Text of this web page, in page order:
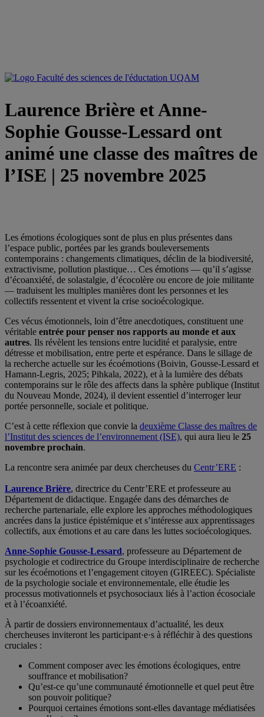
Laurence Brière et Anne-
Sophie Gousse-Lessard ont
animé une classe des maîtres de
l’ISE | 25 novembre 2025
Les émotions écologiques sont de plus en plus présentes dans
l’espace public, portées par les grands bouleversements
contemporains : changements climatiques, déclin de la biodiversité,
extractivisme, pollution plastique… Ces émotions — qu’il s’agisse
d’écoanxiété, de solastalgie, d’écocolère ou encore de joie militante
— traduisent les multiples manières dont les personnes et les
collectifs ressentent et vivent la crise socioécologique.
Ces vécus émotionnels, loin d’être anecdotiques, constituent une
véritable entrée pour penser nos rapports au monde et aux
autres. Ils révèlent les tensions entre lucidité et paralysie, entre
détresse et mobilisation, entre perte et espérance. Dans le sillage de
la recherche actuelle sur les écoémotions (Boivin, Gousse-Lessard et
Hamann-Legris, 2025; Pihkala, 2022), et à la lumière des débats
contemporains sur le rôle des affects dans la sphère publique (Institut
du Nouveau Monde, 2024), il devient essentiel d’interroger leur
portée personnelle, sociale et politique.
C’est à cette réflexion que convie la deuxième Classe des maîtres de
l’Institut des sciences de l’environnement (ISE), qui aura lieu le 25
novembre prochain.
La rencontre sera animée par deux chercheuses du Centr’ERE :
Laurence Brière, directrice du Centr’ERE et professeure au
Département de didactique. Engagée dans des démarches de
recherche partenariale, elle explore les approches méthodologiques
ancrées dans la justice épistémique et s’intéresse aux apprentissages
collectifs, aux émotions et au care dans les luttes socioécologiques.
Anne-Sophie Gousse-Lessard, professeure au Département de
psychologie et codirectrice du Groupe interdisciplinaire de recherche
sur les écoémotions et l’engagement citoyen (GIREEC). Spécialiste
de la psychologie sociale et environnementale, elle étudie les
processus motivationnels et psychosociaux liés à l’action écosociale
et à l’écoanxiété.
À partir de dossiers environnementaux d’actualité, les deux
chercheuses inviteront les participant·e·s à réfléchir à des questions
cruciales :
Comment composer avec les émotions écologiques, entre
souffrance et mobilisation?
Qu’est-ce qu’une communauté émotionnelle et quel peut être
son pouvoir politique?
Pourquoi certaines émotions sont-elles davantage médiatisées